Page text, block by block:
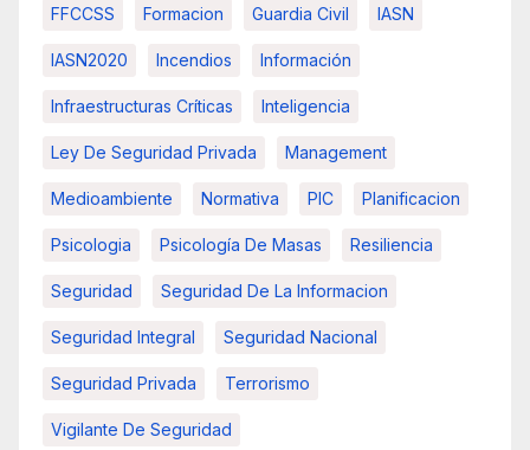
FFCCSS Formacion Guardia Civil IASN
IASN2020 Incendios Información
Infraestructuras Críticas Inteligencia
Ley De Seguridad Privada Management
Medioambiente Normativa PIC Planificacion
Psicologia Psicología De Masas Resiliencia
Seguridad Seguridad De La Informacion
Seguridad Integral Seguridad Nacional
Seguridad Privada Terrorismo
Vigilante De Seguridad